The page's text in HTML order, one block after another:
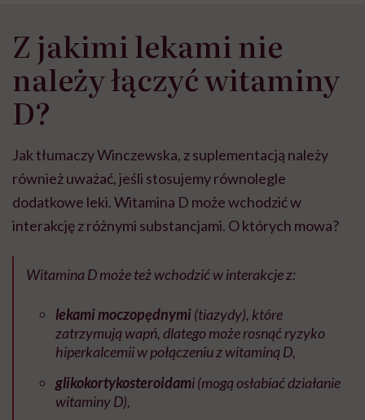
Z jakimi lekami nie
należy łączyć witaminy
D?
Jak tłumaczy Winczewska, z suplementacją należy
również uważać, jeśli stosujemy równolegle
dodatkowe leki. Witamina D może wchodzić w
interakcję z różnymi substancjami. O których mowa?
Witamina D może też wchodzić w interakcje z:
lekami moczopędnymi(tiazydy), które
zatrzymują wapń, dlatego może rosnąć ryzyko
hiperkalcemii w połączeniu z witaminą D,
glikokortykosteroidami (mogą osłabiać działanie
witaminy D),